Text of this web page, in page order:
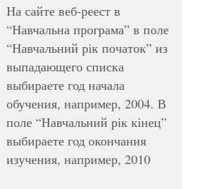
На сайте веб-реест в
“Навчальна програма” в поле
“Навчальний рік початок” из
выпадающего списка
выбираете год начала
обучения, например, 2004. В
поле “Навчальний рік кінец”
выбираете год окончания
изучения, например, 2010